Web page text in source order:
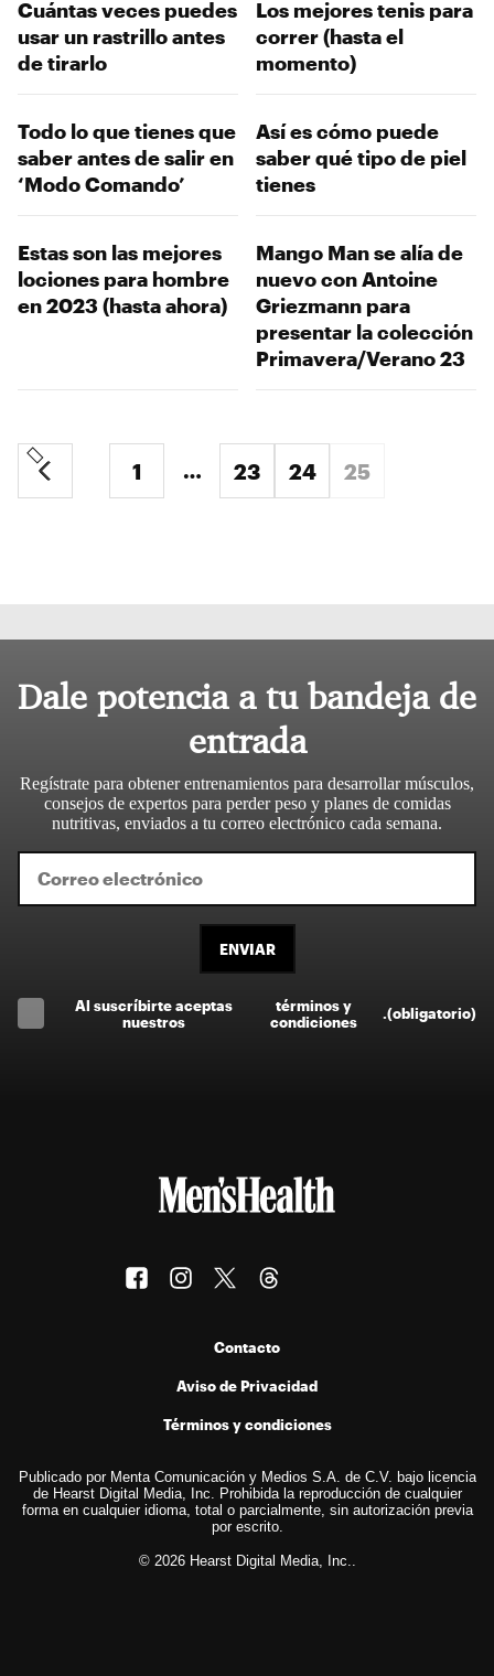
Cuántas veces puedes
usar un rastrillo antes
de tirarlo
Los mejores tenis para
correr (hasta el
momento)
Todo lo que tienes que
saber antes de salir en
‘Modo Comando’
Así es cómo puede
saber qué tipo de piel
tienes
Estas son las mejores
lociones para hombre
en 2023 (hasta ahora)
Mango Man se alía de
nuevo con Antoine
Griezmann para
presentar la colección
Primavera/Verano 23
1 … 23 24 25
Dale potencia a tu bandeja de
entrada
Regístrate para obtener entrenamientos para desarrollar músculos,
consejos de expertos para perder peso y planes de comidas
nutritivas, enviados a tu correo electrónico cada semana.
ENVIAR
Al suscríbirte aceptas
nuestros
términos y
condiciones
.(obligatorio)
Contacto
Aviso de Privacidad
Términos y condiciones
Publicado por Menta Comunicación y Medios S.A. de C.V. bajo licencia
de Hearst Digital Media, Inc. Prohibida la reproducción de cualquier
forma en cualquier idioma, total o parcialmente, sin autorización previa
por escrito.
© 2026 Hearst Digital Media, Inc..